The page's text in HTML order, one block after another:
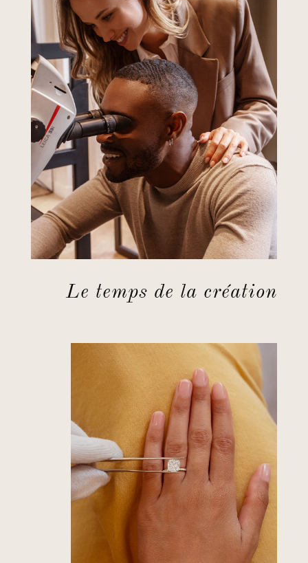
Le temps de la création